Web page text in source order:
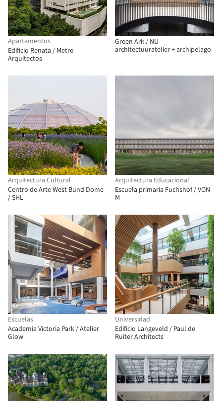
Apartamentos
Edificio Renata / Metro
Arquitectos
Green Ark / NU
architectuuratelier + archipelago
Arquitectura Cultural
Centro de Arte West Bund Dome
/ SHL
Arquitectura Educacional
Escuela primaria Fuchshof / VON
M
Escuelas
Academia Victoria Park / Atelier
Glow
Universidad
Edificio Langeveld / Paul de
Ruiter Architects